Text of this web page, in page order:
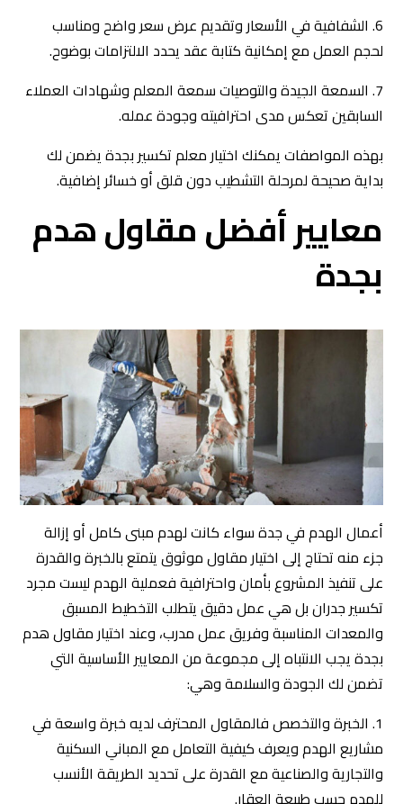
6. الشفافية في الأسعار وتقديم عرض سعر واضح ومناسب
لحجم العمل مع إمكانية كتابة عقد يحدد الالتزامات بوضوح.
7. السمعة الجيدة والتوصيات سمعة المعلم وشهادات العملاء
السابقين تعكس مدى احترافيته وجودة عمله.
بهذه المواصفات يمكنك اختيار معلم تكسير بجدة يضمن لك
بداية صحيحة لمرحلة التشطيب دون قلق أو خسائر إضافية.
معايير أفضل مقاول هدم
بجدة
أعمال الهدم في جدة سواء كانت لهدم مبنى كامل أو إزالة
جزء منه تحتاج إلى اختيار مقاول موثوق يتمتع بالخبرة والقدرة
على تنفيذ المشروع بأمان واحترافية فعملية الهدم ليست مجرد
تكسير جدران بل هي عمل دقيق يتطلب التخطيط المسبق
والمعدات المناسبة وفريق عمل مدرب، وعند اختيار مقاول هدم
بجدة يجب الانتباه إلى مجموعة من المعايير الأساسية التي
تضمن لك الجودة والسلامة وهي:
1. الخبرة والتخصص فالمقاول المحترف لديه خبرة واسعة في
مشاريع الهدم ويعرف كيفية التعامل مع المباني السكنية
والتجارية والصناعية مع القدرة على تحديد الطريقة الأنسب